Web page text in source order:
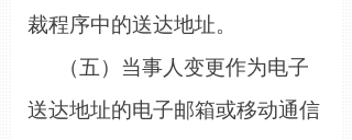
裁程序中的送达地址。
（五）当事人变更作为电子
送达地址的电子邮箱或移动通信